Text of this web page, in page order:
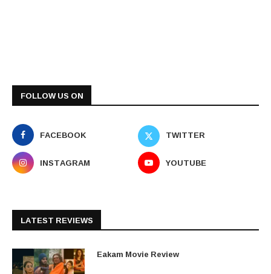
FOLLOW US ON
FACEBOOK
TWITTER
INSTAGRAM
YOUTUBE
LATEST REVIEWS
Eakam Movie Review